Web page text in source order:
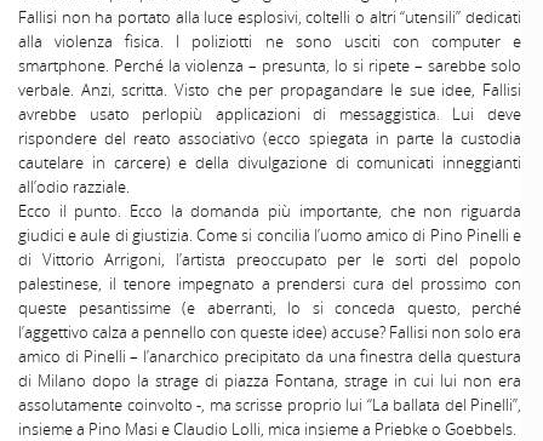
Fallisi non ha portato alla luce esplosivi, coltelli o altri “utensili” dedicati
alla violenza fisica. I poliziotti ne sono usciti con computer e
smartphone. Perché la violenza – presunta, lo si ripete – sarebbe solo
verbale. Anzi, scritta. Visto che per propagandare le sue idee, Fallisi
avrebbe usato perlopiù applicazioni di messaggistica. Lui deve
rispondere del reato associativo (ecco spiegata in parte la custodia
cautelare in carcere) e della divulgazione di comunicati inneggianti
all’odio razziale.
Ecco il punto. Ecco la domanda più importante, che non riguarda
giudici e aule di giustizia. Come si concilia l’uomo amico di Pino Pinelli e
di Vittorio Arrigoni, l’artista preoccupato per le sorti del popolo
palestinese, il tenore impegnato a prendersi cura del prossimo con
queste pesantissime (e aberranti, lo si conceda questo, perché
l’aggettivo calza a pennello con queste idee) accuse? Fallisi non solo era
amico di Pinelli – l’anarchico precipitato da una finestra della questura
di Milano dopo la strage di piazza Fontana, strage in cui lui non era
assolutamente coinvolto -, ma scrisse proprio lui “La ballata del Pinelli”,
insieme a Pino Masi e Claudio Lolli, mica insieme a Priebke o Goebbels.